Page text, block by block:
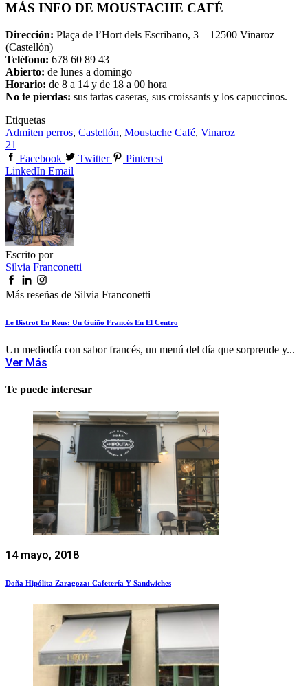
MÁS INFO DE MOUSTACHE CAFÉ
Dirección: Plaça de l’Hort dels Escribano, 3 – 12500 Vinaroz
(Castellón)
Teléfono: 678 60 89 43
Abierto: de lunes a domingo
Horario: de 8 a 14 y de 18 a 00 hora
No te pierdas: sus tartas caseras, sus croissants y los capuccinos.
Etiquetas
Admiten perros, Castellón, Moustache Café, Vinaroz
21
Facebook
Twitter
Pinterest
LinkedIn Email
Escrito por
Silvia Franconetti
Más reseñas de Silvia Franconetti
Le Bistrot En Reus: Un Guiño Francés En El Centro
Un mediodía con sabor francés, un menú del día que sorprende y...
Ver Más
Te puede interesar
14 mayo, 2018
Doña Hipólita Zaragoza: Cafetería Y Sandwiches